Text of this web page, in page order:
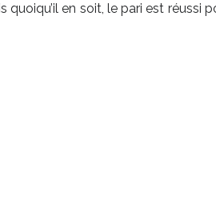
quoiqu’il en soit, le pari est réussi